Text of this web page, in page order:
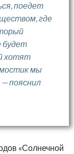
поедет
где
будет
хотят
мы
пояснил
«Солнечной